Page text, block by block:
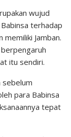
wujud
terhadap
Jamban.
itu sendiri.
sebelum
para Babinsa
tepat